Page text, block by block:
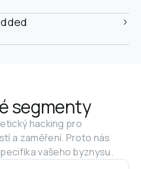
segmenty
hacking pro
a zaměření. Proto nás
vašeho byznysu.